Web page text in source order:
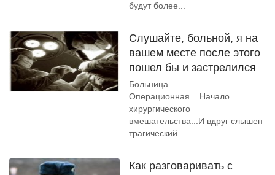
будут более...
Слушайте, больной, я на
вашем месте после этого
пошел бы и застрелился
Больница....
Операционная....Начало
хирургического
вмешательства...И вдруг слышен
трагический...
Как разговаривать с